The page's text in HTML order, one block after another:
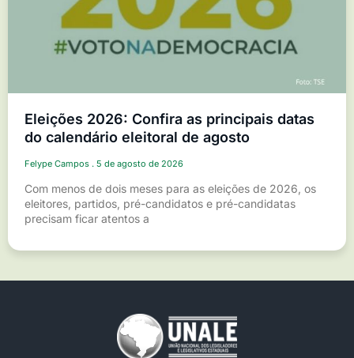
Eleições 2026: Confira as principais datas
do calendário eleitoral de agosto
Felype Campos 5 de agosto de 2026
Com menos de dois meses para as eleições de 2026, os
eleitores, partidos, pré-candidatos e pré-candidatas
precisam ficar atentos a